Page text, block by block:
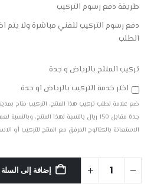
طريقة دفع رسوم التركيب
دفع رسوم التركيب للفني مباشرة ولا يتم
الطلب
تركيب المنتج بالرياض و جدة
اختر خدمة التركيب بالرياض او جدة
جدة مقابل 150 ريال بالنسبة لهذا المنتج،
الاستعانة بالكتالوج المرفق مع المنتج للتركيب أو
إضافة إلى السلة